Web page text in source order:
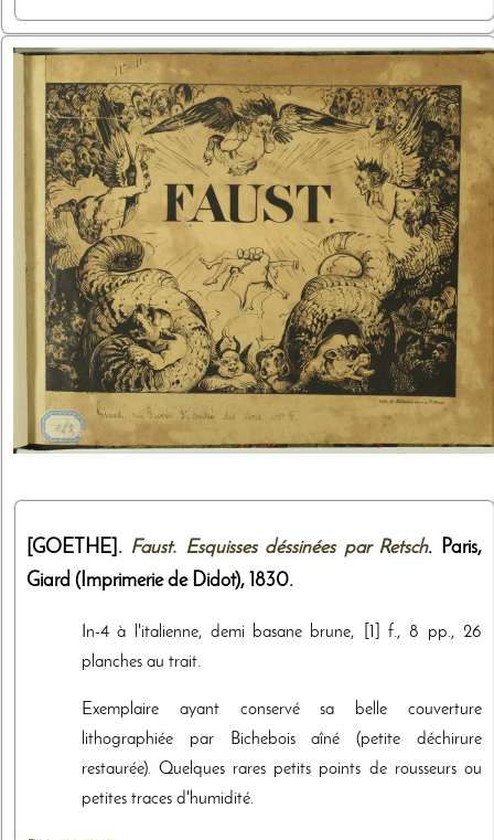
[GOETHE]. Faust. Esquisses déssinées par Retsch. Paris,
Giard (Imprimerie de Didot), 1830.
In-4 à l'italienne, demi basane brune, [1] f., 8 pp., 26
planches au trait.
Exemplaire ayant conservé sa belle couverture
lithographiée par Bichebois aîné (petite déchirure
restaurée). Quelques rares petits points de rousseurs ou
petites traces d'humidité.